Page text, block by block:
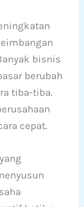
bisnis
berubah
tiba-tiba.
cepat.